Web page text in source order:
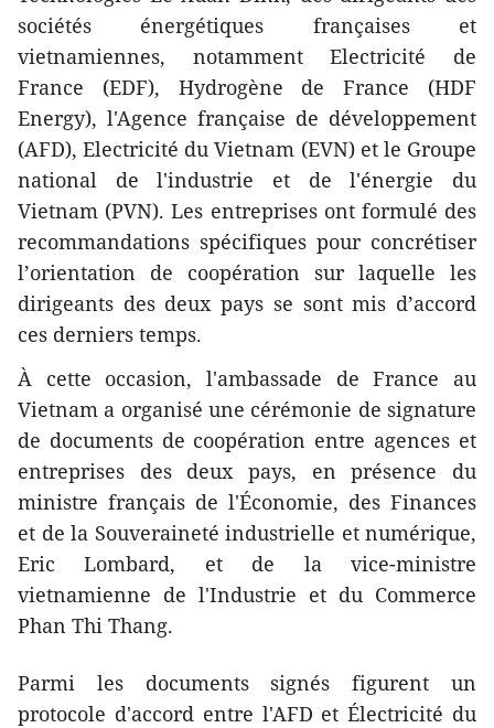
sociétés énergétiques françaises et
vietnamiennes, notamment Electricité de
France (EDF), Hydrogène de France (HDF
Energy), l'Agence française de développement
(AFD), Electricité du Vietnam (EVN) et le Groupe
national de l'industrie et de l'énergie du
Vietnam (PVN). Les entreprises ont formulé des
recommandations spécifiques pour concrétiser
l’orientation de coopération sur laquelle les
dirigeants des deux pays se sont mis d’accord
ces derniers temps.
À cette occasion, l'ambassade de France au
Vietnam a organisé une cérémonie de signature
de documents de coopération entre agences et
entreprises des deux pays, en présence du
ministre français de l'Économie, des Finances
et de la Souveraineté industrielle et numérique,
Eric Lombard, et de la vice-ministre
vietnamienne de l'Industrie et du Commerce
Phan Thi Thang.
Parmi les documents signés figurent un
protocole d'accord entre l'AFD et Électricité du